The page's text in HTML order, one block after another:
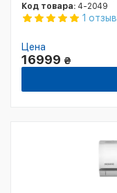
Код товара: 4-2049
1 отзыв
Цена
16999 ₴